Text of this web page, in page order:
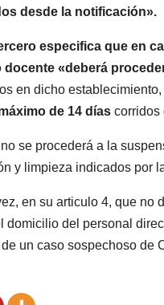
desde la notificación».
especifica que en
«deberá
en dicho
de 14 días corridos
se procederá a la
y limpieza indicados por
en su articulo 4, que
domicilio del personal
un caso sospechoso de